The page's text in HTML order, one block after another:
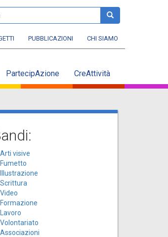
cerca
PUBBLICAZIONI CHI SIAMO
PartecipAzione CreAttività
Arti visive
Fumetto
Illustrazione
Scrittura
Video
Formazione
Lavoro
Volontariato
Associazioni